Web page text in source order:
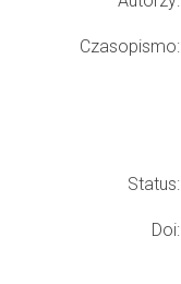
Czasopismo:
Status:
Doi: